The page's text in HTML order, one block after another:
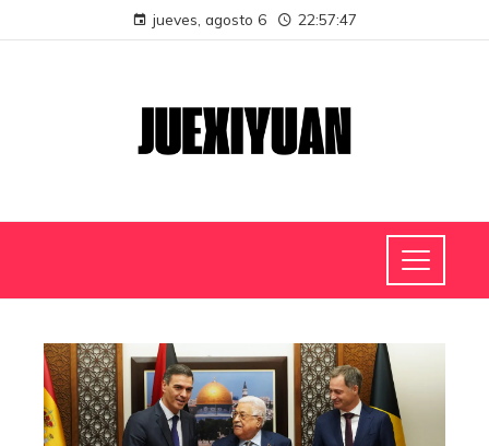
jueves, agosto 6 22:57:48